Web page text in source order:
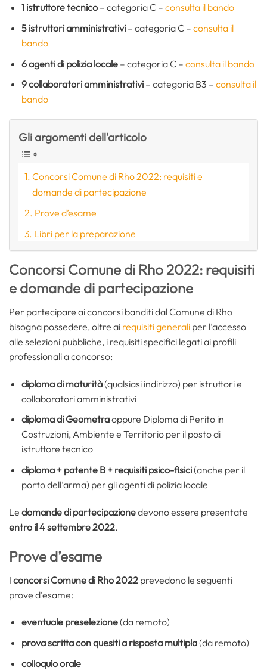
1 istruttore tecnico– categoria C – consulta il bando
5 istruttori amministrativi – categoria C – consulta il
bando
6 agenti di polizia locale– categoria C – consulta il bando
9 collaboratori amministrativi – categoria B3 – consulta il
bando
Gli argomenti dell'articolo
Concorsi Comune di Rho 2022: requisiti e
domande di partecipazione
Prove d’esame
Libri per la preparazione
Concorsi Comune di Rho 2022: requisiti
e domande di partecipazione
Per partecipare ai concorsi banditi dal Comune di Rho
bisogna possedere, oltre ai requisiti generali per l’accesso
alle selezioni pubbliche, i requisiti specifici legati ai profili
professionali a concorso:
diploma di maturità(qualsiasi indirizzo) per istruttori e
collaboratori amministrativi
diploma di Geometraoppure Diploma di Perito in
Costruzioni, Ambiente e Territorio per il posto di
istruttore tecnico
diploma + patente B + requisiti psico-fisici(anche per il
porto dell’arma) per gli agenti di polizia locale
Le domande di partecipazionedevono essere presentate
entro il 4 settembre 2022.
Prove d’esame
I concorsi Comune di Rho 2022 prevedono le seguenti
prove d’esame:
eventuale preselezione(da remoto)
prova scritta con quesiti a risposta multipla(da remoto)
colloquio orale